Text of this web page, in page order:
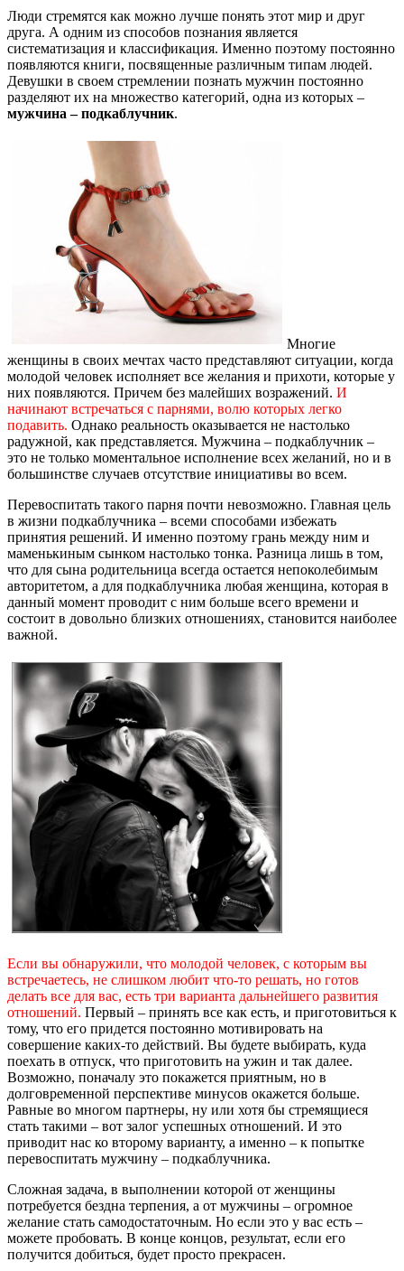
Люди стремятся как можно лучше понять этот мир и друг
друга. А одним из способов познания является
систематизация и классификация. Именно поэтому постоянно
появляются книги, посвященные различным типам людей.
Девушки в своем стремлении познать мужчин постоянно
разделяют их на множество категорий, одна из которых –
мужчина – подкаблучник.
Многие
женщины в своих мечтах часто представляют ситуации, когда
молодой человек исполняет все желания и прихоти, которые у
них появляются. Причем без малейших возражений. И
начинают встречаться с парнями, волю которых легко
подавить. Однако реальность оказывается не настолько
радужной, как представляется. Мужчина – подкаблучник –
это не только моментальное исполнение всех желаний, но и в
большинстве случаев отсутствие инициативы во всем.
Перевоспитать такого парня почти невозможно. Главная цель
в жизни подкаблучника – всеми способами избежать
принятия решений. И именно поэтому грань между ним и
маменькиным сынком настолько тонка. Разница лишь в том,
что для сына родительница всегда остается непоколебимым
авторитетом, а для подкаблучника любая женщина, которая в
данный момент проводит с ним больше всего времени и
состоит в довольно близких отношениях, становится наиболее
важной.
Если вы обнаружили, что молодой человек, с которым вы
встречаетесь, не слишком любит что-то решать, но готов
делать все для вас, есть три варианта дальнейшего развития
отношений. Первый – принять все как есть, и приготовиться к
тому, что его придется постоянно мотивировать на
совершение каких-то действий. Вы будете выбирать, куда
поехать в отпуск, что приготовить на ужин и так далее.
Возможно, поначалу это покажется приятным, но в
долговременной перспективе минусов окажется больше.
Равные во многом партнеры, ну или хотя бы стремящиеся
стать такими – вот залог успешных отношений. И это
приводит нас ко второму варианту, а именно – к попытке
перевоспитать мужчину – подкаблучника.
Сложная задача, в выполнении которой от женщины
потребуется бездна терпения, а от мужчины – огромное
желание стать самодостаточным. Но если это у вас есть –
можете пробовать. В конце концов, результат, если его
получится добиться, будет просто прекрасен.